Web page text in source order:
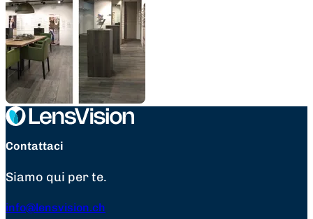
Contattaci
Siamo qui per te.
info@lensvision.ch